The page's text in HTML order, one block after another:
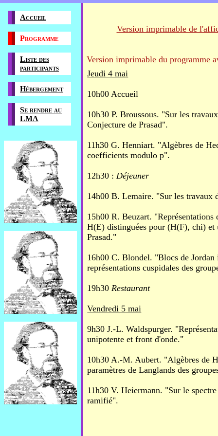
Accueil
Programme
Liste des
participants
Hébergement
Se rendre au
LMA
Version imprimable de
Version imprimable du programme
Jeudi 4 mai
10h00 Accueil
10h30 P. Broussous. "Sur les
Conjecture de Prasad".
11h30 G. Henniart. "Algèbres de
coefficients modulo p".
12h30 :Déjeuner
14h00 B. Lemaire. "Sur les travaux
15h00 R. Beuzart. "Représentations
H(E) distinguées pour (H(F), chi) et
Prasad."
16h00 C. Blondel. "Blocs de Jordan
représentations cuspidales des
19h30Restaurant
Vendredi 5 mai
9h30 J.-L. Waldspurger.
unipotente et front d'onde."
10h30 A.-M. Aubert. "Algèbres de
paramètres de Langlands des
11h30 V. Heiermann. "Sur le
ramifié".